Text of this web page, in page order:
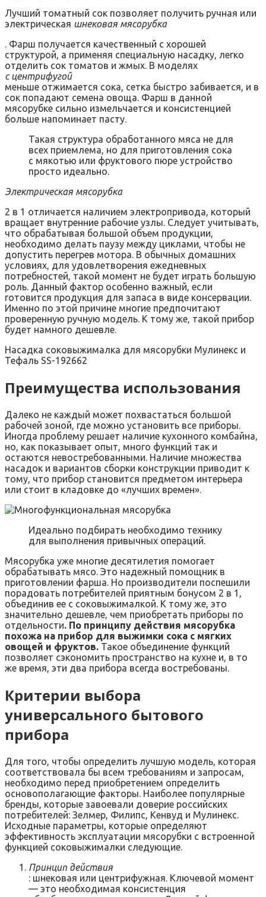
Лучший томатный сок позволяет получить ручная или
электрическая шнековая мясорубка
. Фарш получается качественный с хорошей
структурой, а применяя специальную насадку, легко
отделить сок томатов и жмых. В моделях
с центрифугой
меньше отжимается сока, сетка быстро забивается, и в
сок попадают семена овоща. Фарш в данной
мясорубке сильно измельчается и консистенцией
больше напоминает пасту.
Такая структура обработанного мяса не для
всех приемлема, но для приготовления сока
с мякотью или фруктового пюре устройство
просто идеально.
Электрическая мясорубка
2 в 1 отличается наличием электропривода, который
вращает внутренние рабочие узлы. Следует учитывать,
что обрабатывая большой объем продукции,
необходимо делать паузу между циклами, чтобы не
допустить перегрев мотора. В обычных домашних
условиях, для удовлетворения ежедневных
потребностей, такой момент не будет играть большую
роль. Данный фактор особенно важный, если
готовится продукция для запаса в виде консервации.
Именно по этой причине многие предпочитают
проверенную ручную модель. К тому же, такой прибор
будет намного дешевле.
Насадка соковыжималка для мясорубки Мулинекс и
Тефаль SS-192662
Преимущества использования
Далеко не каждый может похвастаться большой
рабочей зоной, где можно установить все приборы.
Иногда проблему решает наличие кухонного комбайна,
но, как показывает опыт, много функций так и
остаются невостребованными. Наличие множества
насадок и вариантов сборки конструкции приводит к
тому, что прибор становится предметом интерьера
или стоит в кладовке до «лучших времен».
Идеально подбирать необходимо технику
для выполнения привычных операций.
Мясорубка уже многие десятилетия помогает
обрабатывать мясо. Это надежный помощник в
приготовлении фарша. Но производители поспешили
порадовать потребителей приятным бонусом 2 в 1,
объединив ее с соковыжималкой. К тому же, это
значительно дешевле, чем приобретать приборы по
отдельности. По принципу действия мясорубка
похожа на прибор для выжимки сока с мягких
овощей и фруктов. Такое объединение функций
позволяет сэкономить пространство на кухне и, в то
же время, эти два прибора всегда востребованы.
Критерии выбора
универсального бытового
прибора
Для того, чтобы определить лучшую модель, которая
соответствовала бы всем требованиям и запросам,
необходимо перед приобретением определить
основополагающие факторы. Наиболее популярные
бренды, которые завоевали доверие российских
потребителей: Зелмер, Филипс, Кенвуд и Мулинекс.
Исходные параметры, которые определяют
эффективность эксплуатации мясорубки с встроенной
функцией соковыжималки следующие.
Принцип действия
: шнековая или центрифужная. Ключевой момент
— это необходимая консистенция